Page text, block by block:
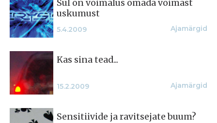
Sul on võimalus omada võimast
uskumust
5.4.2009 Ajamärgid
Kas sina tead...
15.2.2009 Ajamärgid
Sensitiivide ja ravitsejate buum?